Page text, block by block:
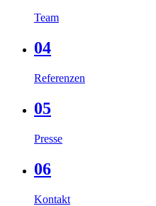
Team
04
Referenzen
05
Presse
06
Kontakt